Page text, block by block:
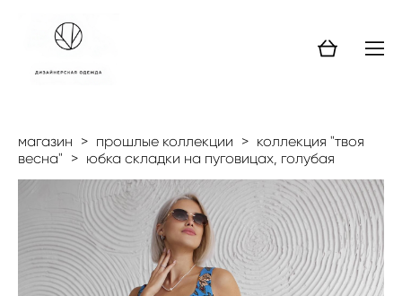
магазин > прошлые коллекции > коллекция "твоя
весна" > юбка складки на пуговицах, голубая